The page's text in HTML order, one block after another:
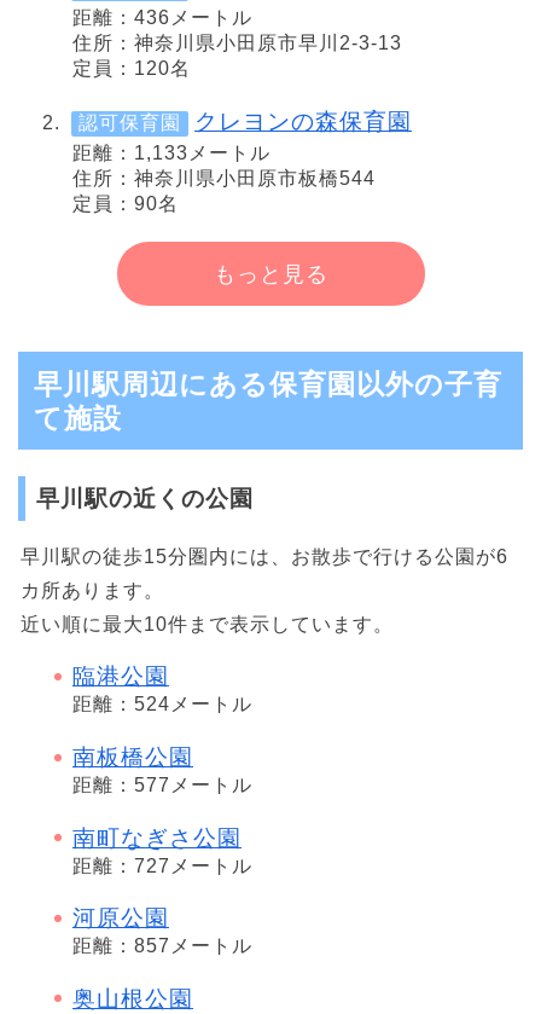
距離：436メートル
住所：神奈川県小田原市早川2-3-13
定員：120名
認可保育園 クレヨンの森保育園
距離：1,133メートル
住所：神奈川県小田原市板橋544
定員：90名
もっと見る
早川駅周辺にある保育園以外の子育
て施設
早川駅の近くの公園
早川駅の徒歩15分圏内には、お散歩で行ける公園が6
カ所あります。
近い順に最大10件まで表示しています。
臨港公園
距離：524メートル
南板橋公園
距離：577メートル
南町なぎさ公園
距離：727メートル
河原公園
距離：857メートル
奥山根公園